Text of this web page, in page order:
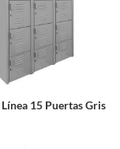
15 Puertas Gris